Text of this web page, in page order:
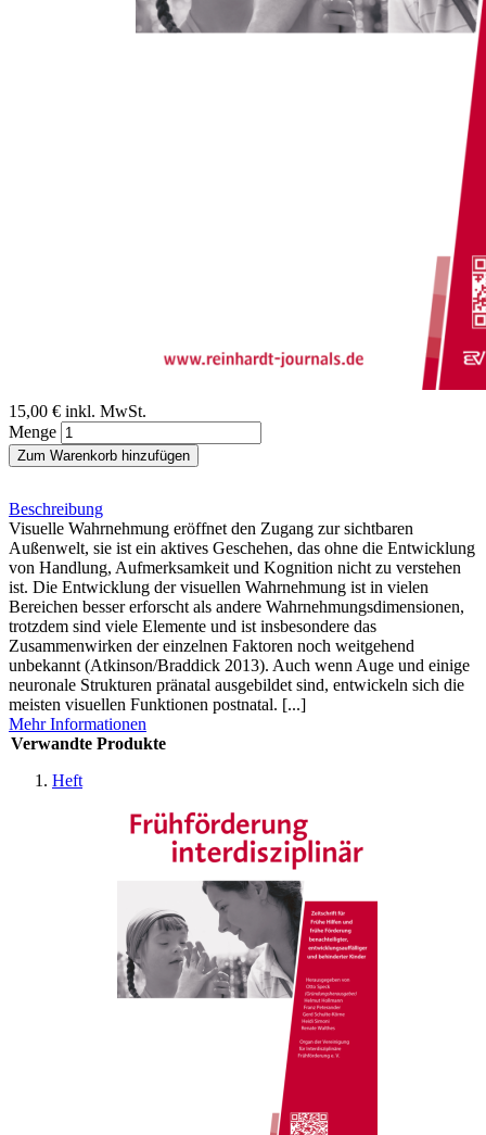
15,00 € inkl. MwSt.
Menge
Zum Warenkorb hinzufügen
Beschreibung
Visuelle Wahrnehmung eröffnet den Zugang zur sichtbaren
Außenwelt, sie ist ein aktives Geschehen, das ohne die Entwicklung
von Handlung, Aufmerksamkeit und Kognition nicht zu verstehen
ist. Die Entwicklung der visuellen Wahrnehmung ist in vielen
Bereichen besser erforscht als andere Wahrnehmungsdimensionen,
trotzdem sind viele Elemente und ist insbesondere das
Zusammenwirken der einzelnen Faktoren noch weitgehend
unbekannt (Atkinson/Braddick 2013). Auch wenn Auge und einige
neuronale Strukturen pränatal ausgebildet sind, entwickeln sich die
meisten visuellen Funktionen postnatal. [...]
Mehr Informationen
Verwandte Produkte
Heft